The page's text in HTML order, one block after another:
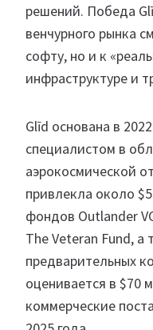
решений. Победа
венчурного рынка
софту, но и к
инфраструктуре и
Glīd основана в
специалистом в
аэрокосмической
привлекла около
фондов Outlander
The Veteran Fund,
предварительных
оценивается в $70
коммерческие